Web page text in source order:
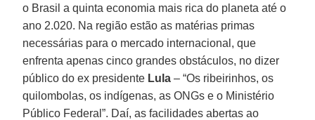
o Brasil a quinta economia mais rica do planeta até o
ano 2.020. Na região estão as matérias primas
necessárias para o mercado internacional, que
enfrenta apenas cinco grandes obstáculos, no dizer
público do ex presidente Lula – “Os ribeirinhos, os
quilombolas, os indígenas, as ONGs e o Ministério
Público Federal”. Daí, as facilidades abertas ao